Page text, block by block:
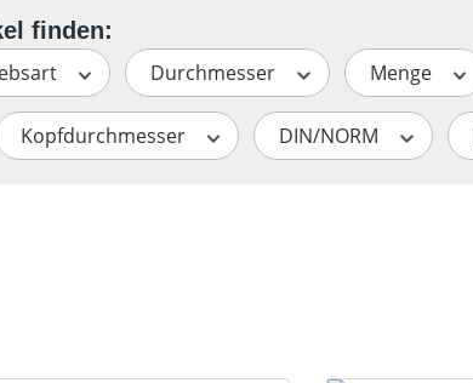
Durchmesser Menge
Kopfdurchmesser DIN/NORM